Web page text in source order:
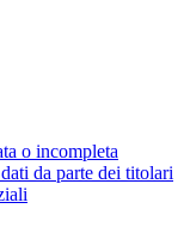
o incompleta
da parte dei titolari